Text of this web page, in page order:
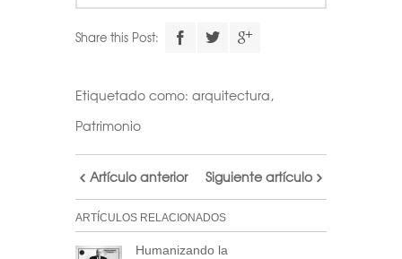
Share this Post:
Etiquetado como: arquitectura,
Patrimonio
Artículo anterior Siguiente artículo
ARTÍCULOS RELACIONADOS
Humanizando la